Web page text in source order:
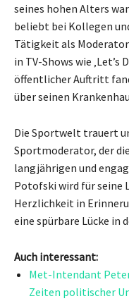
seines hohen Alters
beliebt bei Kollegen
Tätigkeit als
in TV-Shows wie ‚Let’s
öffentlicher Auftritt
über seinen
Die Sportwelt trauert
Sportmoderator, der
langjährigen und
Potofski wird für seine
Herzlichkeit in
eine spürbare Lücke in
Auch interessant:
Met-Intendant
Zeiten politischer